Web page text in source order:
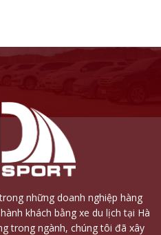
những doanh nghiệp hàng
khách bằng xe du lịch tại Hà
trong ngành, chúng tôi đã xây